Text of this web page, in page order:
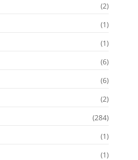
(2)
(1)
(1)
(6)
(6)
(2)
(284)
(1)
(1)